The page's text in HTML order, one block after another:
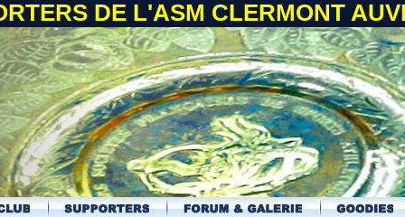
DE L'ASM CLERMONT